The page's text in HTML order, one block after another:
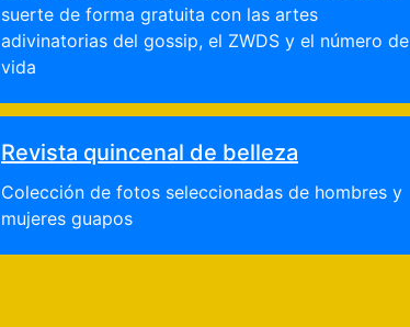
suerte de forma gratuita con las artes
adivinatorias del gossip, el ZWDS y el número de
vida
Revista quincenal de belleza
Colección de fotos seleccionadas de hombres y
mujeres guapos